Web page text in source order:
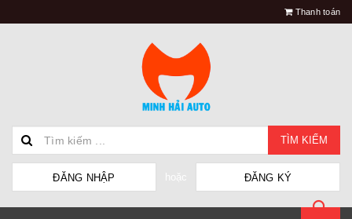
Thanh toán
TÌM KIẾM
ĐĂNG NHẬP hoặc ĐĂNG KÝ